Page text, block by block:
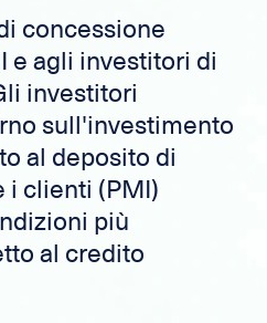
concessione
e agli investitori di
investitori
sull'investimento
al deposito di
i clienti (PMI)
più
al credito